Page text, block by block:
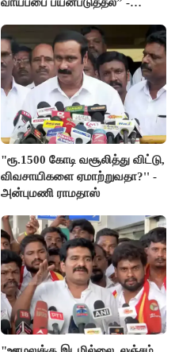
வாய்ப்பை பயன்படுத்தல” -
"ரூ.1500 கோடி வசூலித்து விட்டு,
விவசாயிகளை ஏமாற்றுவதா?'' -
அன்புமணி ராமதாஸ்